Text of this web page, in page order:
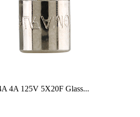
4A 125V 5X20F Glass...